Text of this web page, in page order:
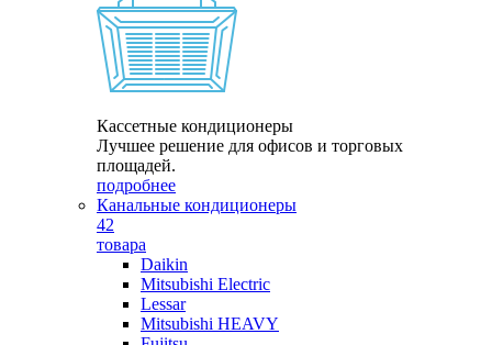
Кассетные кондиционеры
Лучшее решение для офисов и торговых
площадей.
подробнее
Канальные кондиционеры
42
товара
Daikin
Mitsubishi Electric
Lessar
Mitsubishi HEAVY